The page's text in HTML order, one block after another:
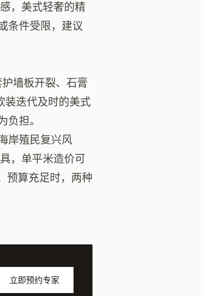
，美式轻奢的精
条件受限，建议
墙板开裂、石膏
装迭代及时的美式
担。
岸殖民复兴风
，单平米造价可
预算充足时，两种
立即预约专家